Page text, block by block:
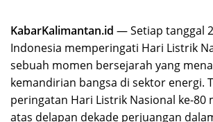
KabarKalimantan.id — Setiap tanggal
Indonesia memperingati Hari Listrik
sebuah momen bersejarah yang
kemandirian bangsa di sektor energi.
peringatan Hari Listrik Nasional ke-80
atas delapan dekade perjuangan